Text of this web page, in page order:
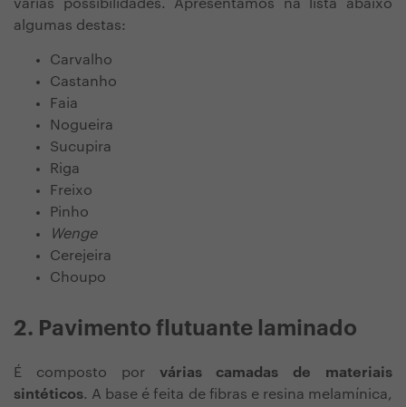
várias possibilidades. Apresentamos na lista abaixo
algumas destas:
Carvalho
Castanho
Faia
Nogueira
Sucupira
Riga
Freixo
Pinho
Wenge
Cerejeira
Choupo
2. Pavimento flutuante laminado
É composto por várias camadas de materiais
sintéticos. A base é feita de fibras e resina melamínica,